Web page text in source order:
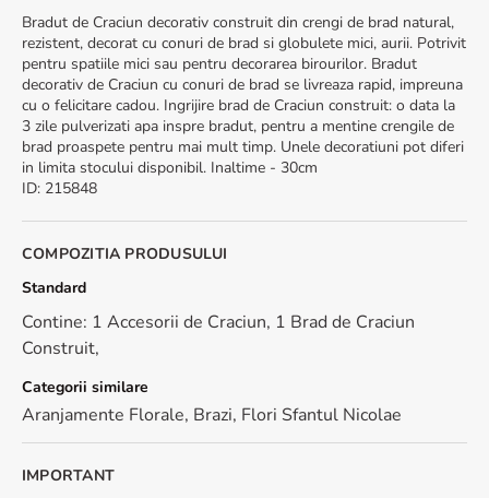
Bradut de Craciun decorativ construit din crengi de brad natural,
rezistent, decorat cu conuri de brad si globulete mici, aurii. Potrivit
pentru spatiile mici sau pentru decorarea birourilor. Bradut
decorativ de Craciun cu conuri de brad se livreaza rapid, impreuna
cu o felicitare cadou. Ingrijire brad de Craciun construit: o data la
3 zile pulverizati apa inspre bradut, pentru a mentine crengile de
brad proaspete pentru mai mult timp. Unele decoratiuni pot diferi
in limita stocului disponibil. Inaltime - 30cm
ID: 215848
COMPOZITIA PRODUSULUI
Standard
Contine: 1 Accesorii de Craciun, 1 Brad de Craciun
Construit,
Categorii similare
Aranjamente Florale, Brazi, Flori Sfantul Nicolae
IMPORTANT